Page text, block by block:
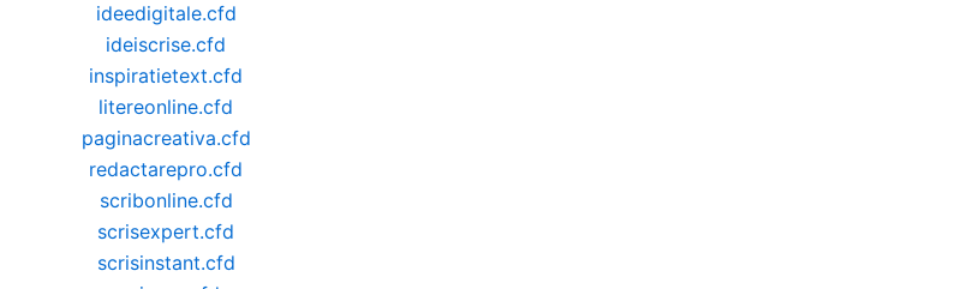
ideedigitale.cfd
ideiscrise.cfd
inspiratietext.cfd
litereonline.cfd
paginacreativa.cfd
redactarepro.cfd
scribonline.cfd
scrisexpert.cfd
scrisinstant.cfd